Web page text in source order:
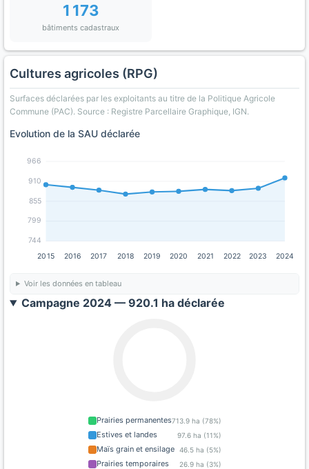
1 173
bâtiments cadastraux
Cultures agricoles (RPG)
Surfaces déclarées par les exploitants au titre de la Politique Agricole
Commune (PAC). Source : Registre Parcellaire Graphique, IGN.
Evolution de la SAU déclarée
744
799
855
910
966
2015 2016 2017 2018 2019 2020 2021 2022 2023 2024
Voir les données en tableau
Campagne 2024 — 920.1 ha déclarée
Prairies permanentes713.9 ha (78%)
Estives et landes 97.6 ha (11%)
Maïs grain et ensilage 46.5 ha (5%)
Prairies temporaires 26.9 ha (3%)